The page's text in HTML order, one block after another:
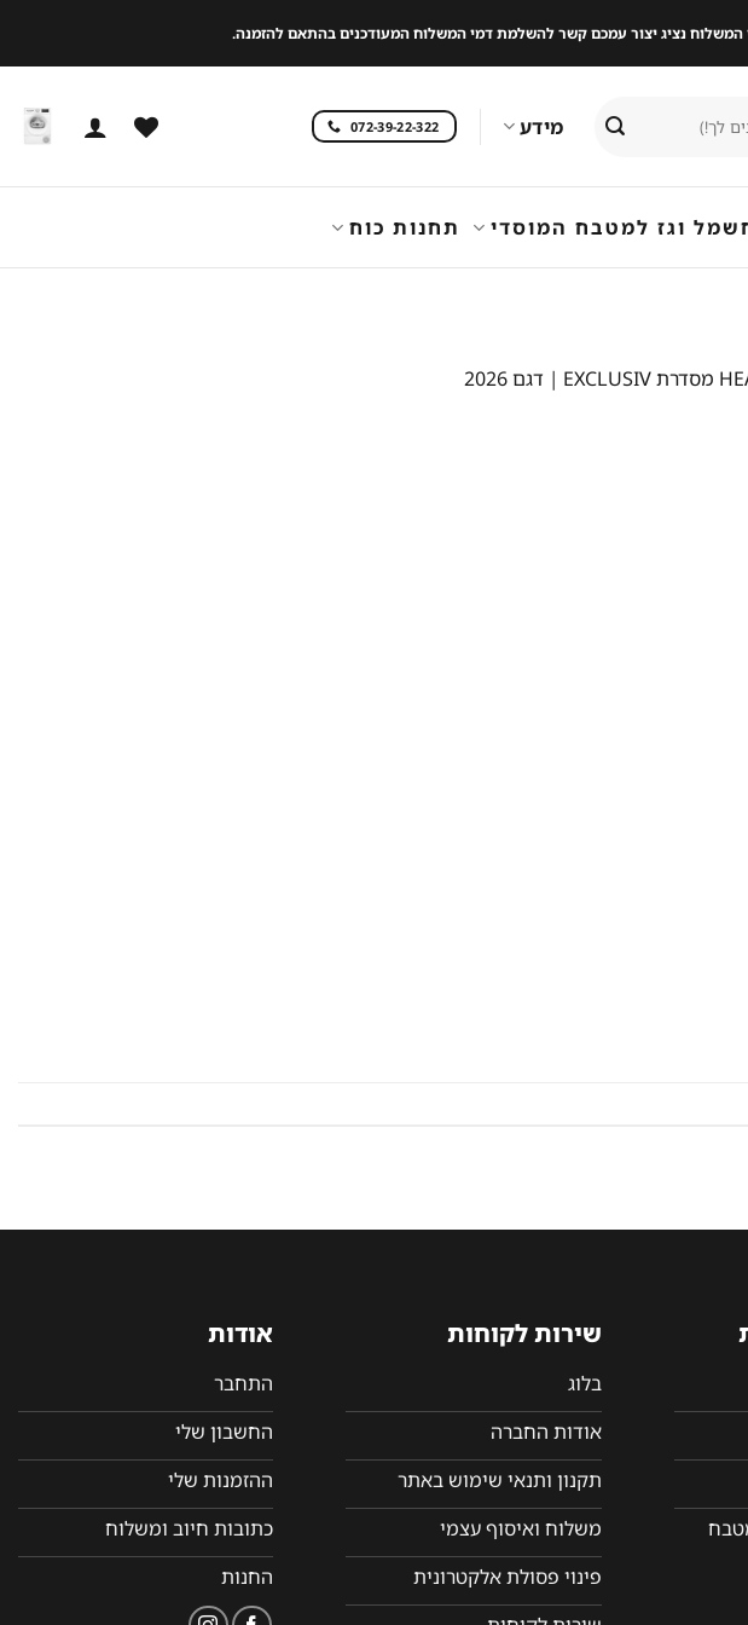
המשלוח נציג יצור עמכם קשר להשלמת דמי המשלוח המעודכנים בהתאם להזמנה.
מידע 072-39-22-322
וגז למטבח המוסדי תחנות כוח
שירות לקוחות
בלוג
אודות החברה
תקנון ותנאי שימוש באתר
משלוח ואיסוף עצמי
פינוי פסולת אלקטרונית
אודות
התחבר
החשבון שלי
ההזמנות שלי
כתובות חיוב ומשלוח
החנות